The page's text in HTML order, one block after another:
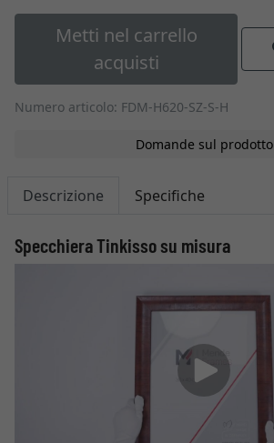
Metti nel carrello
acquisti
Numero articolo: FDM-H620-SZ-S-H
Domande sul prodotto
Descrizione Specifiche
Specchiera Tinkisso su misura